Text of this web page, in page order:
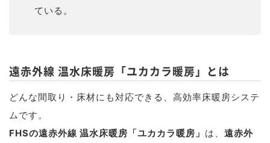
ている。
遠赤外線 温水床暖房「ユカカラ暖房」とは
どんな間取り・床材にも対応できる、高効率床暖房システ
ムです。
FHSの遠赤外線 温水床暖房「ユカカラ暖房」 は、 遠赤外